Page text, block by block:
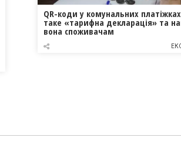
QR-коди у комунальних
таке «тарифна декларація» та
вона споживачам